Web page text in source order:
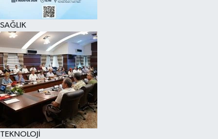
SAĞLIK
TEKNOLOJİ